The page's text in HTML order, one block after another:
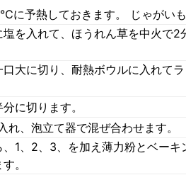
に予熱しておきます。 じゃがい
を入れて、ほうれん草を中火で
口大に切り、耐熱ボウルに入れて
に切ります。
れ、泡立て器で混ぜ合わせます。
1、2、3、を加え薄力粉とベー
。